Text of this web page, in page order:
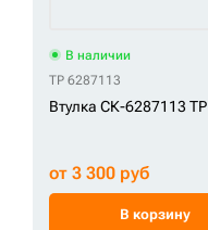
В наличии
TP 6287113
Втулка СК-6287113 TP
от 3 300 руб
В корзину